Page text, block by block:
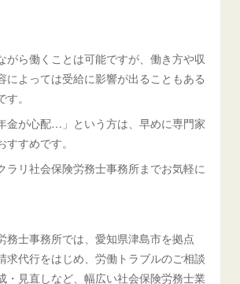
がら働くことは可能ですが、働き方や収
によっては受給に影響が出ることもある
。
金が心配…」という方は、早めに専門家
すめです。
ラリ社会保険労務士事務所までお気軽に
務士事務所では、愛知県津島市を拠点
求代行をはじめ、労働トラブルのご相談
・見直しなど、幅広い社会保険労務士業